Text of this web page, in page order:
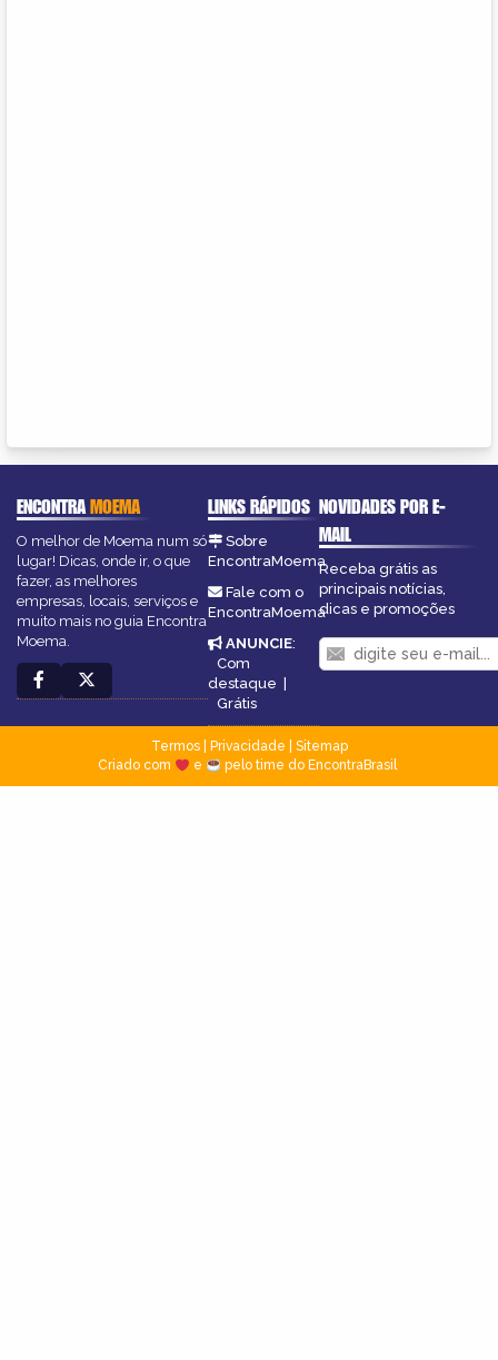
ENCONTRAMOEMA
O melhor de Moema num só
lugar! Dicas, onde ir, o que
fazer, as melhores
empresas, locais, serviços e
muito mais no guia Encontra
Moema.
LINKS RÁPIDOS
Sobre
EncontraMoema
Fale com o
EncontraMoema
ANUNCIE:
Com
destaque
Grátis
NOVIDADES POR E-
MAIL
Receba grátis as
principais notícias,
dicas e promoções
Termos| Privacidade
Sitemap
Criado com
e pelo time do EncontraBrasil